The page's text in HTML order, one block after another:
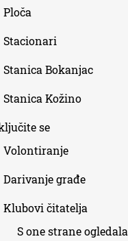
Ploča
Stacionari
Stanica Bokanjac
Stanica Kožino
se
Volontiranje
Darivanje građe
Klubovi čitatelja
S one strane ogledala